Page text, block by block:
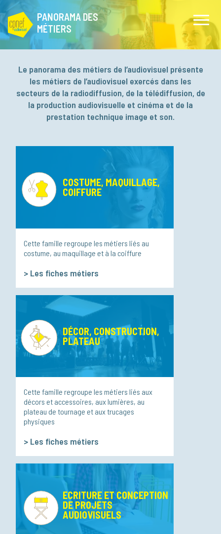
Le panorama des métiers de l’audiovisuel présente
les métiers de l’audiovisuel exercés dans les
secteurs de la radiodiffusion, de la télédiffusion, de
la production audiovisuelle et cinéma et de la
prestation technique image et son.
COSTUME, MAQUILLAGE,
COIFFURE
Cette famille regroupe les métiers liés au
costume, au maquillage et à la coiffure
> Les fiches métiers
DÉCOR, CONSTRUCTION,
PLATEAU
Cette famille regroupe les métiers liés aux
décors et accessoires, aux lumières, au
plateau de tournage et aux trucages
physiques
> Les fiches métiers
ECRITURE ET CONCEPTION
DE PROJETS
AUDIOVISUELS
PANORAMA DES
MÉTIERS